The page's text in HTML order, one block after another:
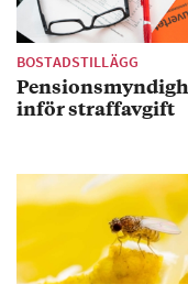
BOSTADSTILLÄGG
inför straffavgift